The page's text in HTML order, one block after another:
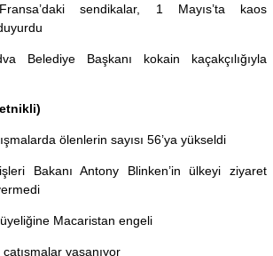
sendikalar, 1 Mayıs’ta kaos
Belediye Başkanı kokain kaçakçılığıyla
ölenlerin sayısı 56’ya yükseldi
Bakanı Antony Blinken’in ülkeyi ziyaret
üyeliğine Macaristan engeli
çatışmalar yaşanıyor